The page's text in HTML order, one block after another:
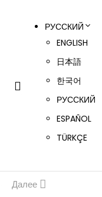
РУССКИЙ
ENGLISH
日本語
한국어
РУССКИЙ
ESPAÑOL
TÜRKÇE
Далее